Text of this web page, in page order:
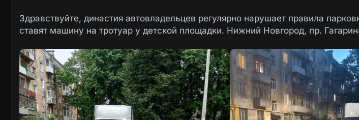
Здравствуйте, династия автовладельцев регулярно нарушает правила
ставят машину на тротуар у детской площадки. Нижний Новгород, пр.